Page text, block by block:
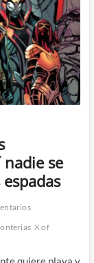
se
X of